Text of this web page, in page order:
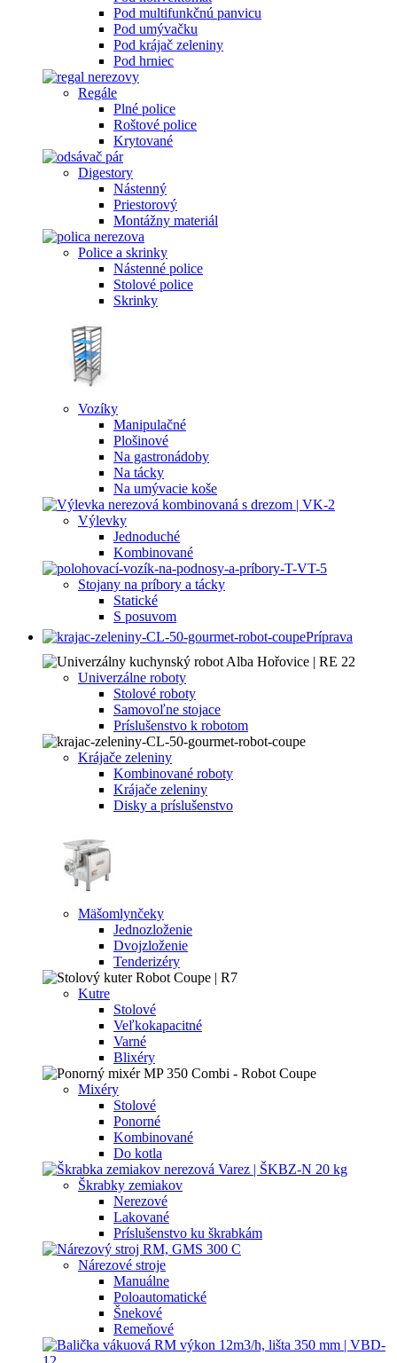
Pod multifunkčnú panvicu
Pod umývačku
Pod krájač zeleniny
Pod hrniec
Regále
Plné police
Roštové police
Krytované
Digestory
Nástenný
Priestorový
Montážny materiál
Police a skrinky
Nástenné police
Stolové police
Skrinky
Vozíky
Manipulačné
Plošinové
Na gastronádoby
Na tácky
Na umývacie koše
Výlevky
Jednoduché
Kombinované
Stojany na príbory a tácky
Statické
S posuvom
Príprava
Univerzálne roboty
Stolové roboty
Samovoľne stojace
Príslušenstvo k robotom
Krájače zeleniny
Kombinované roboty
Krájače zeleniny
Disky a príslušenstvo
Mäšomlynčeky
Jednozloženie
Dvojzloženie
Tenderizéry
Kutre
Stolové
Veľkokapacitné
Varné
Blixéry
Mixéry
Stolové
Ponorné
Kombinované
Do kotla
Škrabky zemiakov
Nerezové
Lakované
Príslušenstvo ku škrabkám
Nárezové stroje
Manuálne
Poloautomatické
Šnekové
Remeňové